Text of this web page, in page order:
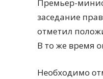
Премьер-
заседание
отметил
В то же время
Необходимо